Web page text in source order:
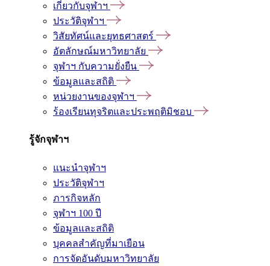
เกี่ยวกับจุฬาฯ
ประวัติจุฬาฯ
วิสัยทัศน์และยุทธศาสตร์
อัตลักษณ์มหาวิทยาลัย
จุฬาฯ กับความยั่งยืน
ข้อมูลและสถิติ
หน่วยงานของจุฬาฯ
ร้องเรียนทุจริตและประพฤติมิชอบ
รู้จักจุฬาฯ
แนะนำจุฬาฯ
ประวัติจุฬาฯ
ภารกิจหลัก
จุฬาฯ 100 ปี
ข้อมูลและสถิติ
บุคคลสำคัญที่มาเยือน
การจัดอันดับมหาวิทยาลัย